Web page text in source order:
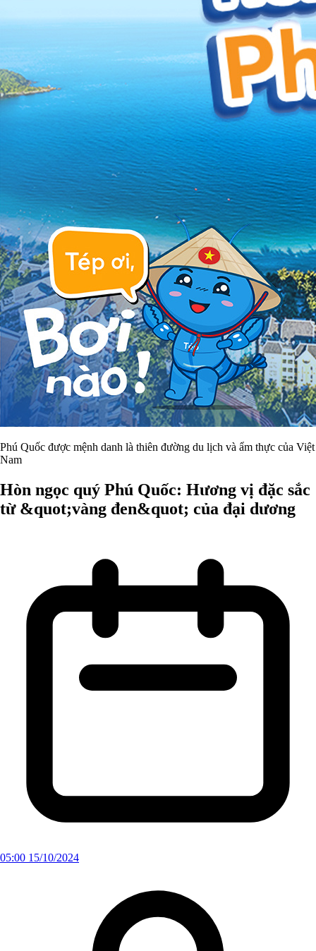
Phú Quốc được mệnh danh là thiên đường du lịch và ẩm thực của Việt
Nam
Hòn ngọc quý Phú Quốc: Hương vị đặc sắc
từ &quot;vàng đen&quot; của đại dương
05:00 15/10/2024